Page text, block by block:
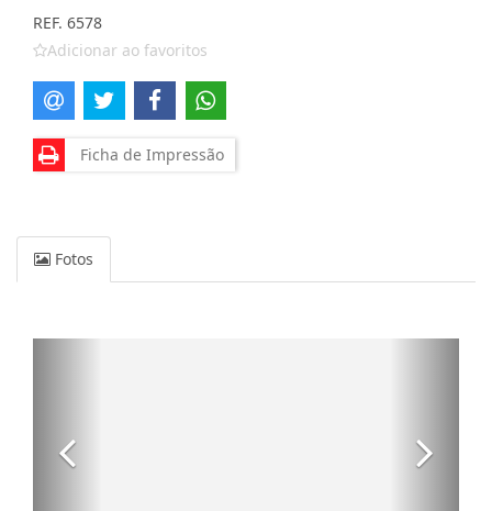
REF. 6578
Adicionar ao favoritos
Ficha de Impressão
Fotos